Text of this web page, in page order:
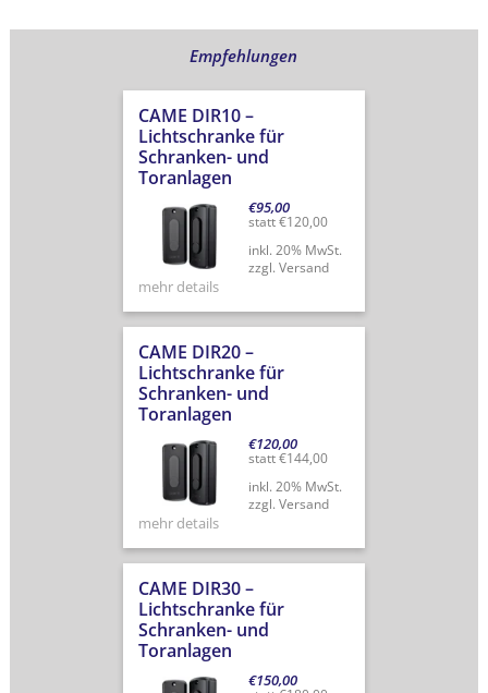
Empfehlungen
CAME DIR10 –
Lichtschranke für
Schranken- und
Toranlagen
€95,00
statt€120,00
inkl. 20% MwSt.
zzgl. Versand
mehr details
CAME DIR20 –
Lichtschranke für
Schranken- und
Toranlagen
€120,00
statt€144,00
inkl. 20% MwSt.
zzgl. Versand
mehr details
CAME DIR30 –
Lichtschranke für
Schranken- und
Toranlagen
€150,00